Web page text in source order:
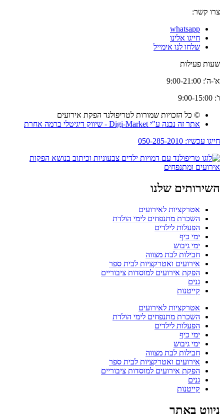
צרו קשר:
whatsapp
חייגו אלינו
שלחו לנו אימייל
שעות פעילות
א'-ה': 9:00-21:00
ו': 9:00-15:00
© כל הזכויות שמורות לטריפולנד הפקת אירועים
אתר זה נבנה ע"י Digi-Market - שיווק דיגיטלי ברמה אחרת
חייגו עכשיו: 050-285-2010
השירותים שלנו
אטרקציות לאירועים
השכרת מתנפחים לימי הולדת
הפעלות לילדים
ימי כיף
ימי גיבוש
חבילות לבת מצווה
אירועים ואטרקציות לבית ספר
הפקת אירועים למוסדות ציבוריים
גנים
קייטנות
אטרקציות לאירועים
השכרת מתנפחים לימי הולדת
הפעלות לילדים
ימי כיף
ימי גיבוש
חבילות לבת מצווה
אירועים ואטרקציות לבית ספר
הפקת אירועים למוסדות ציבוריים
גנים
קייטנות
ניווט באתר